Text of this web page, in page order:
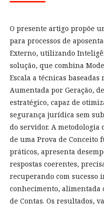
O presente artigo propõe
para processos de
Externo, utilizando
solução, que combina
Escala a técnicas
Aumentada por Geração,
estratégico, capaz de
segurança jurídica sem
do servidor. A
de uma Prova de Conceito
práticos, apresenta
respostas coerentes,
recuperando com sucesso
conhecimento,
de Contas. Os resultados,